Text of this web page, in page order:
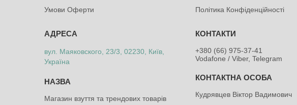
Умови Оферти Політика Конфіденційності
вул. Маяковского, 23/3, 02230, Київ,
Україна
Магазин взуття та трендових товарів
+380 (66) 975-37-41
Vodafone / Viber, Telegram
Кудрявцев Віктор Вадимович